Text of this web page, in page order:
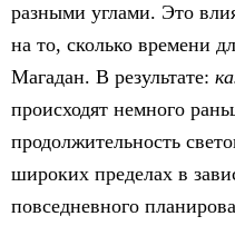
разными углами. Это
на то, сколько времени
Магадан. В результате:
происходят немного
продолжительность
широких пределах в
повседневного